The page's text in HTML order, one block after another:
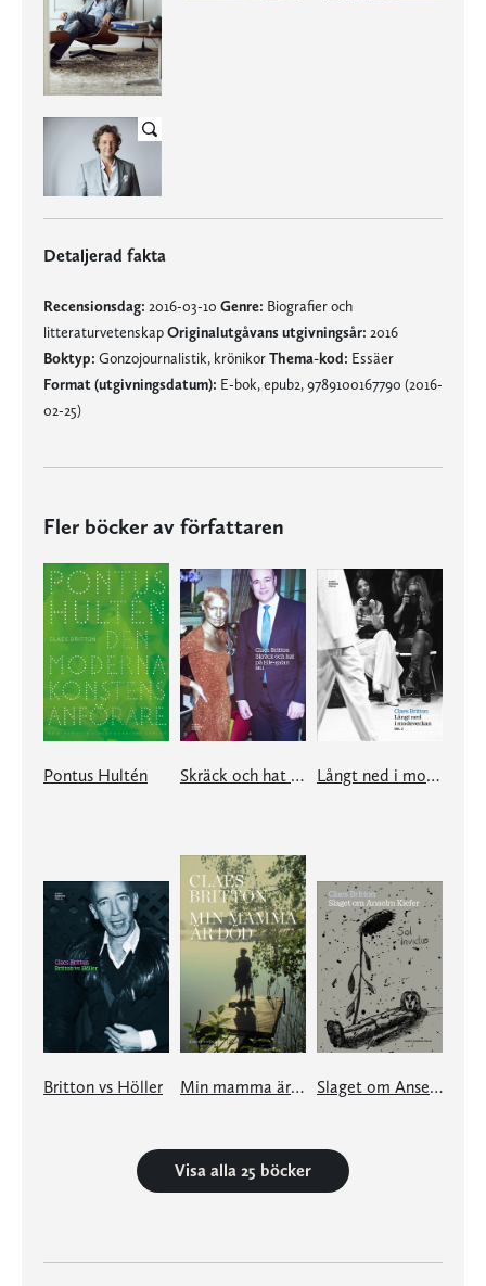
Detaljerad fakta
Recensionsdag: 2016-03-10 Genre: Biografier och
litteraturvetenskapOriginalutgåvans utgivningsår: 2016
Boktyp: Gonzojournalistik, krönikorThema-kod: Essäer
Format (utgivningsdatum): E-bok, epub2, 9789100167790 (2016-
02-25)
Fler böcker av författaren
Pontus Hultén Skräck och hat på Elle-galan Långt ned i modeveckan
Britton vs Höller Min mamma är död Slaget om Anselm Kiefer
Visa alla 25 böcker